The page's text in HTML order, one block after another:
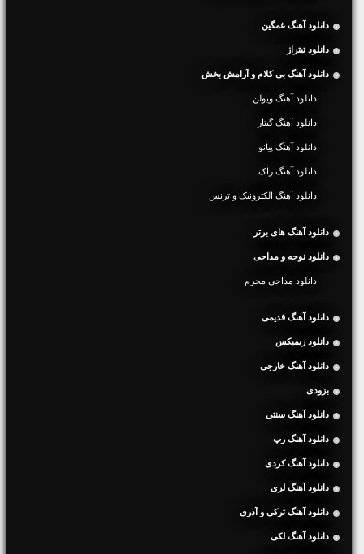
دانلود آهنگ غمگین
دانلود تیتراژ
دانلود آهنگ بی کلام و آرامش بخش
دانلود آهنگ ویولن
دانلود آهنگ گیتار
دانلود آهنگ پیانو
دانلود آهنگ راک
دانلود آهنگ الکترونیک و ترنس
دانلود آهنگ های برتر
دانلود نوحه و مداحی
دانلود مداحی محرم
دانلود آهنگ قدیمی
دانلود ریمیکس
دانلود آهنگ خارجی
بزودی
دانلود آهنگ سنتی
دانلود آهنگ رپ
دانلود آهنگ کردی
دانلود آهنگ لری
دانلود آهنگ ترکی و آذری
دانلود آهنگ لکی